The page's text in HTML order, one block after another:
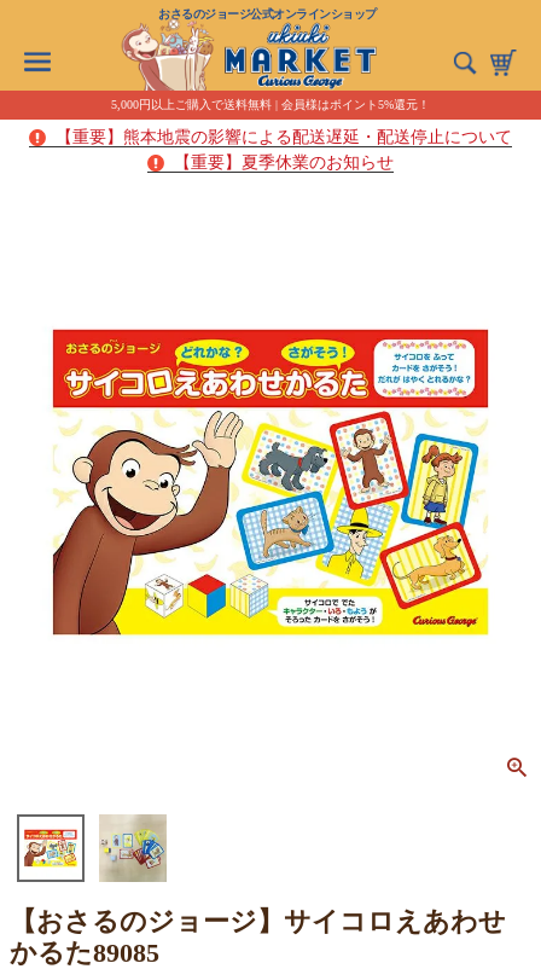
おさるのジョージ公式オンラインショップ
5,000円以上ご購入で送料無料 | 会員様はポイント5%還元！
【重要】熊本地震の影響による配送遅延・配送停止について
【重要】夏季休業のお知らせ
【おさるのジョージ】サイコロえあわせ
かるた89085